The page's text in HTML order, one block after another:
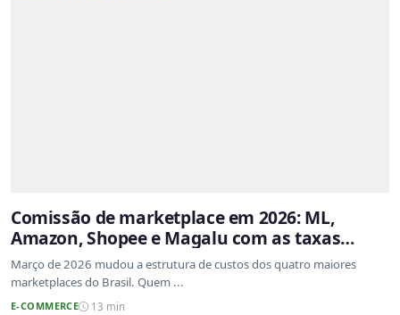
Comissão de marketplace em 2026: ML,
Amazon, Shopee e Magalu com as taxas
atualizadas
Março de 2026 mudou a estrutura de custos dos quatro maiores
marketplaces do Brasil. Quem ...
E-COMMERCE 13 min